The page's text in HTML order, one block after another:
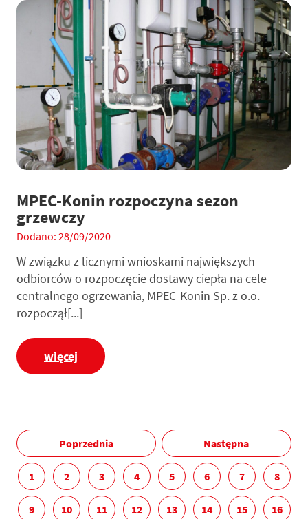
MPEC-Konin rozpoczyna sezon
grzewczy
Dodano: 28/09/2020
W związku z licznymi wnioskami największych
odbiorców o rozpoczęcie dostawy ciepła na cele
centralnego ogrzewania, MPEC-Konin Sp. z o.o.
rozpoczął[...]
więcej
Poprzednia Następna
1 2 3 4 5 6 7 8
9 10 11 12 13 14 15 16